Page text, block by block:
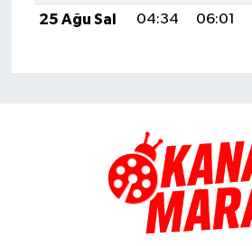
25 Ağu Sal
04:34 06:01